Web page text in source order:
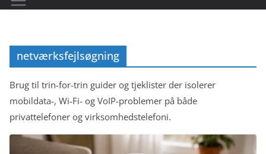
netværksfejlsøgning
Brug til trin-for-trin guider og tjeklister der isolerer
mobildata-, Wi‑Fi- og VoIP-problemer på både
privattelefoner og virksomhedstelefoni.